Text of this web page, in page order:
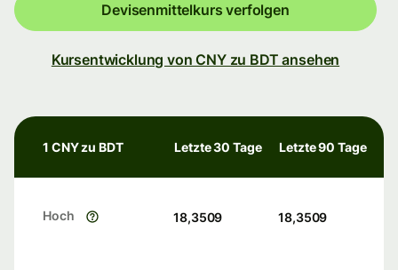
Devisenmittelkurs verfolgen
Kursentwicklung von CNY zu BDT ansehen
1 CNY zu BDT Letzte 30 Tage Letzte 90 Tage
Hoch 18,3509 18,3509